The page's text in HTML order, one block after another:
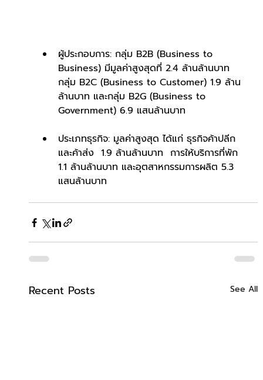
ผู้ประกอบการ: กลุ่ม B2B (Business to
Business) มีมูลค่าสูงสุดที่ 2.4 ล้านล้านบาท
กลุ่ม B2C (Business to Customer) 1.9 ล้าน
ล้านบาท และกลุ่ม B2G (Business to
Government) 6.9 แสนล้านบาท
ประเภทธุรกิจ: มูลค่าสูงสุด ได้แก่ ธุรกิจค้าปลีก
และค้าส่ง  1.9 ล้านล้านบาท  การให้บริการที่พัก
1.1 ล้านล้านบาท และอุตสาหกรรมการผลิต 5.3
แสนล้านบาท
Recent Posts See All